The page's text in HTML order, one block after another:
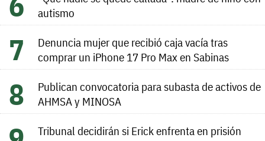
autismo
Denuncia mujer que recibió caja vacía tras
comprar un iPhone 17 Pro Max en Sabinas
Publican convocatoria para subasta de activos de
AHMSA y MINOSA
Tribunal decidirán si Erick enfrenta en prisión